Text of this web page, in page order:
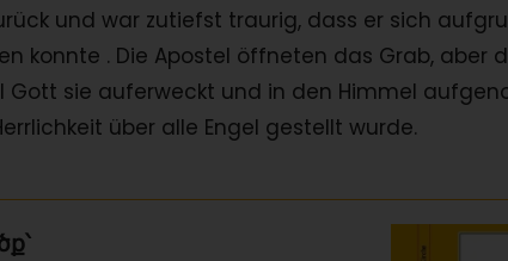
und war zutiefst traurig, dass er sich
konnte . Die Apostel öffneten das Grab, aber
Gott sie auferweckt und in den Himmel
über alle Engel gestellt wurde.